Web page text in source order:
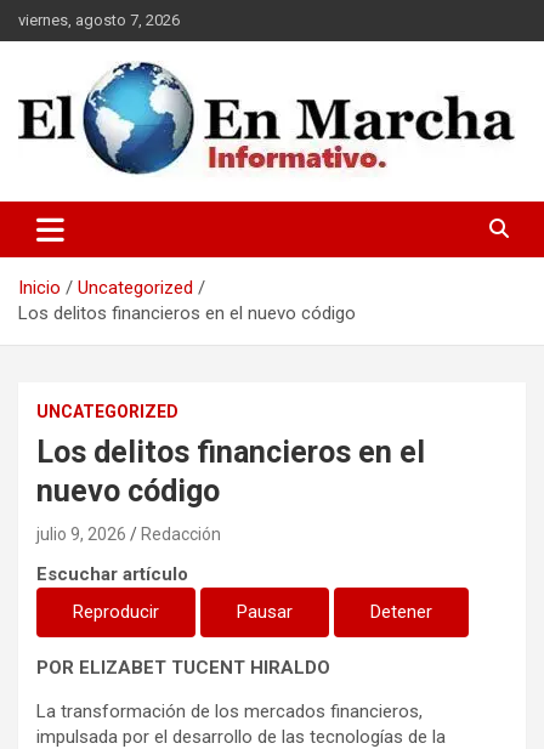
Saltar
al
viernes, agosto 7, 2026
elmundoenmarcha.net
Inicio
Uncategorized
Los delitos financieros en el nuevo código
UNCATEGORIZED
Los delitos financieros en el
nuevo código
julio 9, 2026 Redacción
Escuchar artículo
Reproducir
Pausar Detener
POR ELIZABET TUCENT HIRALDO
La transformación de los mercados financieros,
impulsada por el desarrollo de las tecnologías de la